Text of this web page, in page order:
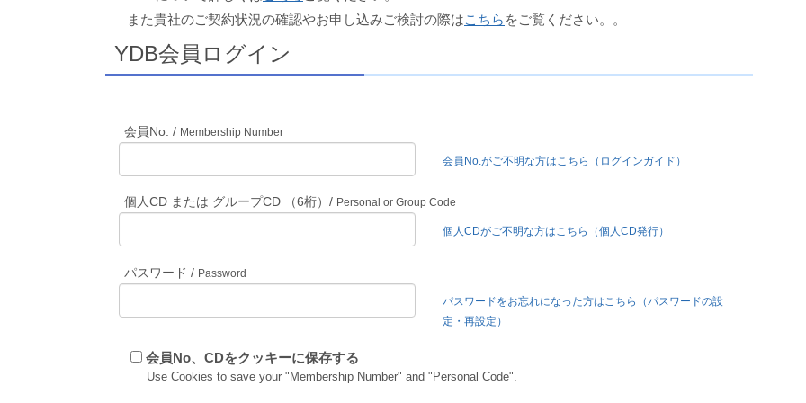
また貴社のご契約状況の確認やお申し込みご検討の際はこちら をご覧ください。。
YDB会員ログイン
会員No. / Membership Number
会員No.がご不明な方はこちら（ログインガイド）
個人CD または グループCD （6桁）/ Personal or Group Code
個人CDがご不明な方はこちら（個人CD発行）
パスワード / Password
パスワードをお忘れになった方はこちら（パスワードの設
定・再設定）
会員No、CDをクッキーに保存する
Use Cookies to save your "Membership Number" and "Personal Code".